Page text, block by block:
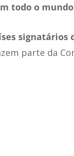
todo o mundo
signatários
parte da